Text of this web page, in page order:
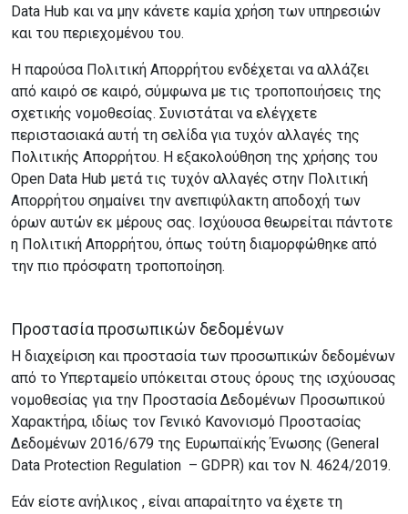
Data Hub και να μην κάνετε καμία χρήση των υπηρεσιών
και του περιεχομένου του.
Η παρούσα Πολιτική Απορρήτου ενδέχεται να αλλάζει
από καιρό σε καιρό, σύμφωνα με τις τροποποιήσεις της
σχετικής νομοθεσίας. Συνιστάται να ελέγχετε
περιστασιακά αυτή τη σελίδα για τυχόν αλλαγές της
Πολιτικής Απορρήτου. Η εξακολούθηση της χρήσης του
Open Data Hub μετά τις τυχόν αλλαγές στην Πολιτική
Απορρήτου σημαίνει την ανεπιφύλακτη αποδοχή των
όρων αυτών εκ μέρους σας. Ισχύουσα θεωρείται πάντοτε
η Πολιτική Απορρήτου, όπως τούτη διαμορφώθηκε από
την πιο πρόσφατη τροποποίηση.
Προστασία προσωπικών δεδομένων
Η διαχείριση και προστασία των προσωπικών δεδομένων
από το Υπερταμείο υπόκειται στους όρους της ισχύουσας
νομοθεσίας για την Προστασία Δεδομένων Προσωπικού
Χαρακτήρα, ιδίως τον Γενικό Κανονισμό Προστασίας
Δεδομένων 2016/679 της Ευρωπαϊκής Ένωσης (General
Data Protection Regulation – GDPR) και τον Ν. 4624/2019.
Εάν είστε ανήλικος , είναι απαραίτητο να έχετε τη